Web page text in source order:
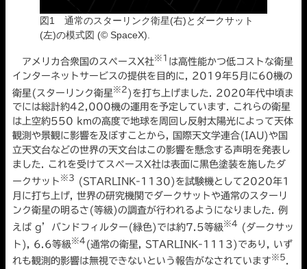
図1 通常のスターリンク衛星(右)とダークサット
(左)の模式図 (©︎ SpaceX).
アメリカ合衆国のスペースX社※1 は高性能かつ低コストな衛星
インターネットサービスの提供を目的に, 2019年5月に60機の
衛星(スターリンク衛星※2)を打ち上げました. 2020年代中頃ま
でには総計約42,000機の運用を予定しています. これらの衛星
は上空約550 kmの高度で地球を周回し反射太陽光によって天体
観測や景観に影響を及ぼすことから, 国際天文学連合(IAU)や国
立天文台などの世界の天文台はこの影響を懸念する声明を発表し
ました. これを受けてスペースX社は表面に黒色塗装を施したダ
ークサット ※3
(STARLINK-1130)を試験機として2020年1
月に打ち上げ, 世界の研究機関でダークサットや通常のスターリ
ンク衛星の明るさ(等級)の調査が行われるようになりました. 例
えば g’バンドフィルター(緑色)では約7.5等級※4
(ダークサッ
ト), 6.6等級※4 (通常の衛星, STARLINK-1113)であり, いず
れも観測的影響は無視できないという報告がなされています※5.